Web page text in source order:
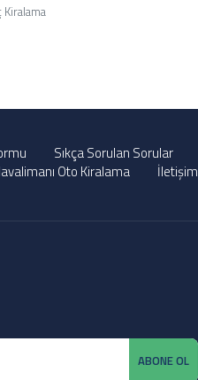
Kiralama
Sıkça Sorulan Sorular
Oto Kiralama İletişim
ABONE OL